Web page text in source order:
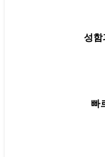
성함
빠